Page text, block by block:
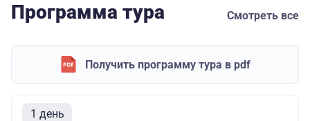
Программа тура Смотреть все
Получить программу тура в pdf
1 день